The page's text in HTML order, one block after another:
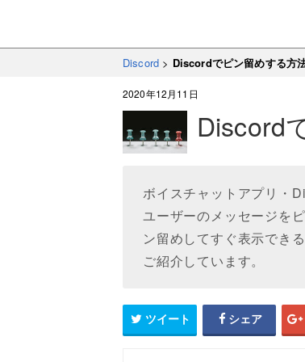
Discord > Discordでピン留めする方
2020年12月11日
Discord
ボイスチャットアプリ・
ユーザーのメッセージを
ン留めしてすぐ表示でき
ご紹介しています。
ツイート シェア